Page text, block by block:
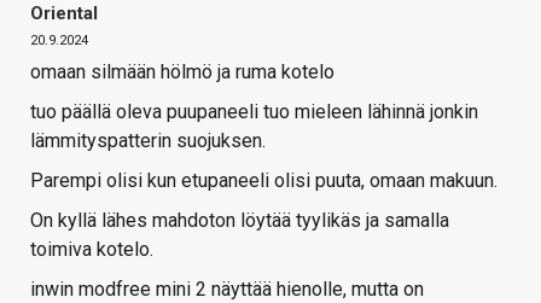
Oriental
20.9.2024
omaan silmään hölmö ja ruma kotelo
tuo päällä oleva puupaneeli tuo mieleen lähinnä jonkin
lämmityspatterin suojuksen.
Parempi olisi kun etupaneeli olisi puuta, omaan makuun.
On kyllä lähes mahdoton löytää tyylikäs ja samalla
toimiva kotelo.
inwin modfree mini 2 näyttää hienolle, mutta on